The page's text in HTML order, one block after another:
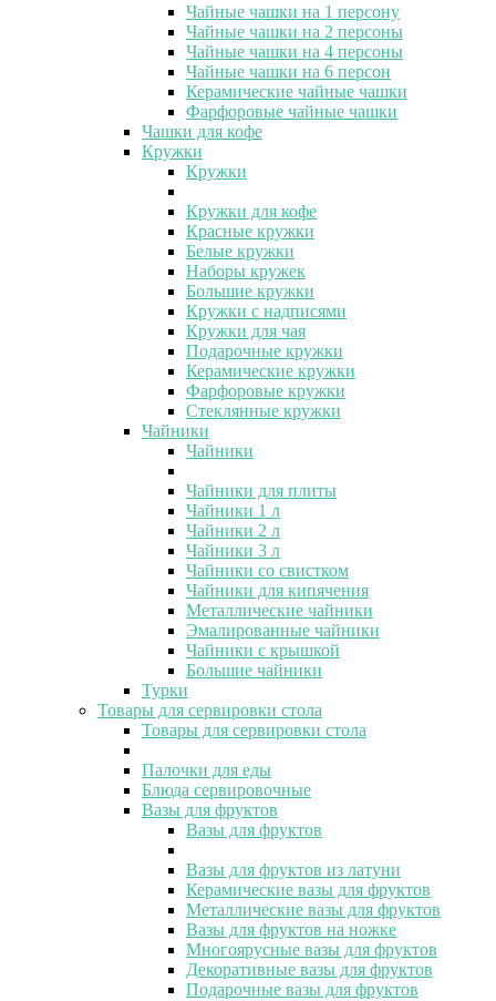
Чайные чашки на 1 персону
Чайные чашки на 2 персоны
Чайные чашки на 4 персоны
Чайные чашки на 6 персон
Керамические чайные чашки
Фарфоровые чайные чашки
Чашки для кофе
Кружки
Кружки
Кружки для кофе
Красные кружки
Белые кружки
Наборы кружек
Большие кружки
Кружки с надписями
Кружки для чая
Подарочные кружки
Керамические кружки
Фарфоровые кружки
Стеклянные кружки
Чайники
Чайники
Чайники для плиты
Чайники 1 л
Чайники 2 л
Чайники 3 л
Чайники со свистком
Чайники для кипячения
Металлические чайники
Эмалированные чайники
Чайники с крышкой
Большие чайники
Турки
Товары для сервировки стола
Товары для сервировки стола
Палочки для еды
Блюда сервировочные
Вазы для фруктов
Вазы для фруктов
Вазы для фруктов из латуни
Керамические вазы для фруктов
Металлические вазы для фруктов
Вазы для фруктов на ножке
Многоярусные вазы для фруктов
Декоративные вазы для фруктов
Подарочные вазы для фруктов